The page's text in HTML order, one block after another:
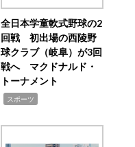
全日本学童軟式野球の2
回戦 初出場の西陵野
球クラブ（岐阜）が3回
戦へ マクドナルド・
トーナメント
スポーツ